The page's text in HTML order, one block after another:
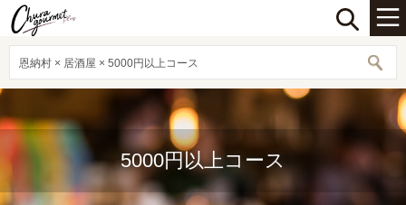
恩納村 × 居酒屋 × 5000円以上コース
5000円以上コース